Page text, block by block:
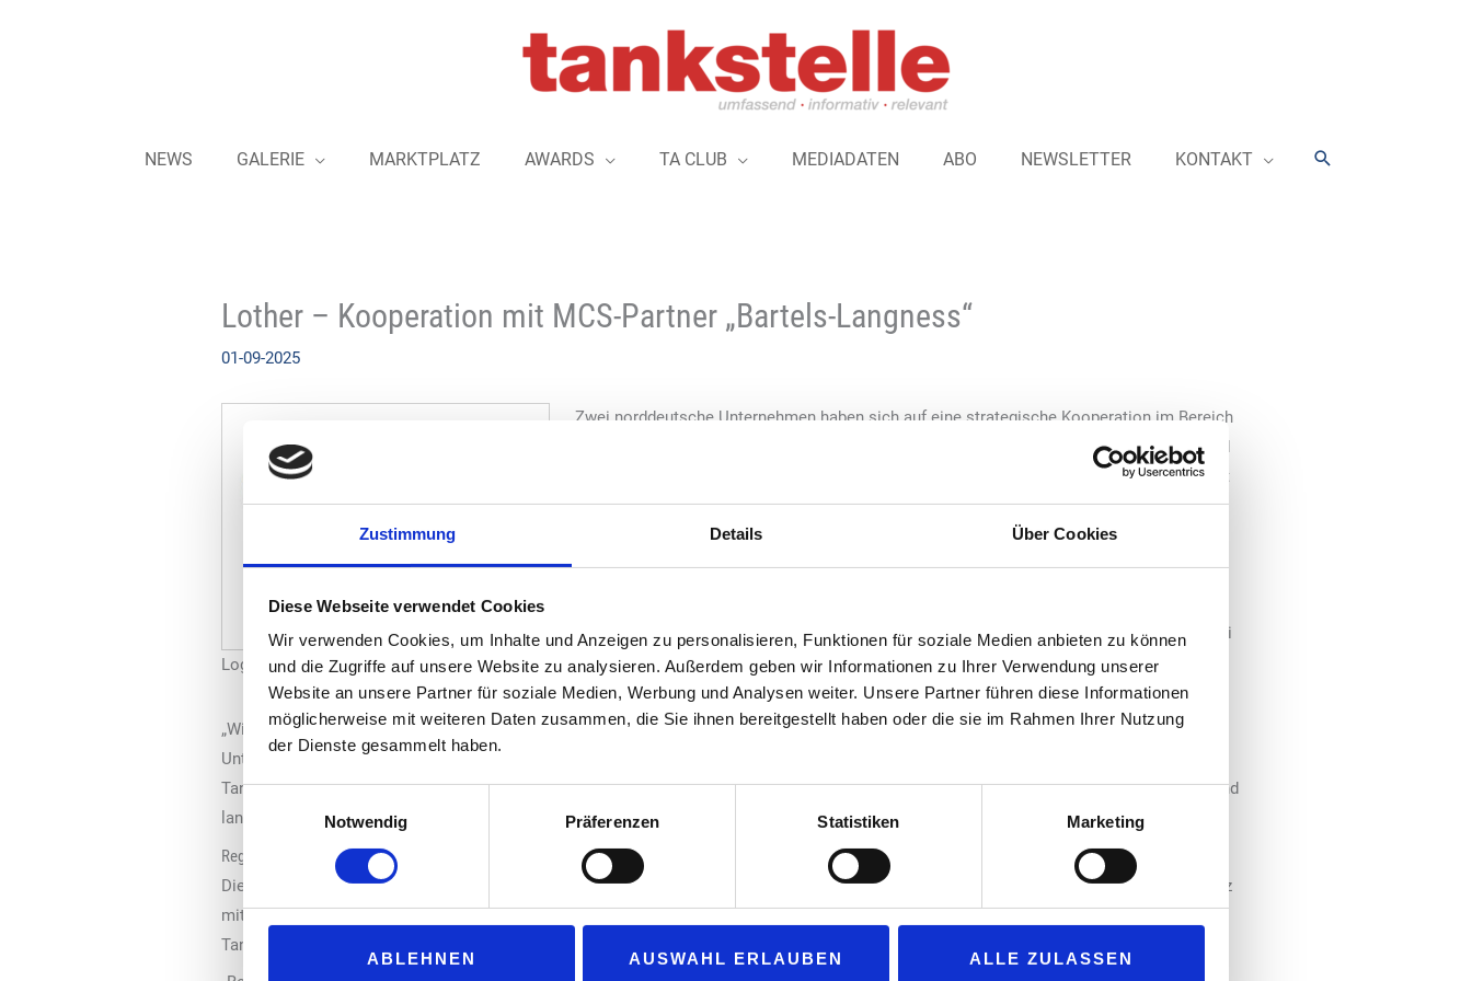
Zustimmung Details Über Cookies
Diese Webseite verwendet Cookies
Wir verwenden Cookies, um Inhalte und Anzeigen zu personalisieren, Funktionen für soziale Medien anbieten zu können
und die Zugriffe auf unsere Website zu analysieren. Außerdem geben wir Informationen zu Ihrer Verwendung unserer
Website an unsere Partner für soziale Medien, Werbung und Analysen weiter. Unsere Partner führen diese Informationen
möglicherweise mit weiteren Daten zusammen, die Sie ihnen bereitgestellt haben oder die sie im Rahmen Ihrer Nutzung
der Dienste gesammelt haben.
Notwendig
Präferenzen Statistiken Marketing
ABLEHNEN AUSWAHL ERLAUBEN ALLE ZULASSEN
NEWS GALERIE MARKTPLATZ AWARDS TA CLUB MEDIADATEN ABO NEWSLETTER KONTAKT Suchen
Lother – Kooperation mit MCS-Partner „Bartels-Langness“
01-09-2025
Logos: Lother; Bartels Langness
Zwei norddeutsche Unternehmen haben sich auf eine strategische Kooperation im Bereich
Tankstellen-Vertrieb ab September 2025 verständigt: Die „Lother GmbH“ aus Hamburg und
„Bartels-Langness“ („Bela“) aus Kiel wollen gemeinsam das regionale Tankstellengeschäft
weiterentwickeln und zukunftssicher gestalten.
„Bela“ wird zusätzlicher Lieferant bei der „Lother GmbH“, um das Sortiment und die
Versorgung der Tankstellen zu erweitern. Ein weiterer Bestandteil der Kooperation ist die
Convenience-Lieferanten „MCS“, als dessen Regionalpartner „Bela“ tätig ist, unterstützt bei
der Erstellung, Verwaltung und Verteilung von digitalen Werbemitteln für ein effizienteres
Aktionsgeschäft.
„Wir sehen in dieser Partnerschaft weit mehr als eine operative Zusammenarbeit – sie ist ein strategischer Schulterschluss zweier
Unternehmen mit gemeinsamen Werten und Zielen“, sagt Gunnar Koopmann, Vertriebsleiter Tankstellen bei „Bela“. Olaf Maul, Leiter des
Tankstellenmanagements bei der „Lother GmbH“, ergänzt: „Mit vereinten Kräften schaffen wir die Grundlage für nachhaltige Entwicklung und
langfristigen Erfolg auf dem Tankstellenmarkt.“
Regionales Marktverständnis
Die „Lother GmbH“ ist ein Familienunternehmen mit 85-jähriger Firmengeschichte und langjähriger Branchenerfahrung. Das Tankstellennetz
mit den Marken „Nordoel“ und „Shell“ umfasst mehr als 100 Tankstellen. Unter der Leitung von Olaf Maul und Melf Peters aus dem
Tankstellenmanagement geht das Hamburger Unternehmen mit der Kooperation neue Wege.